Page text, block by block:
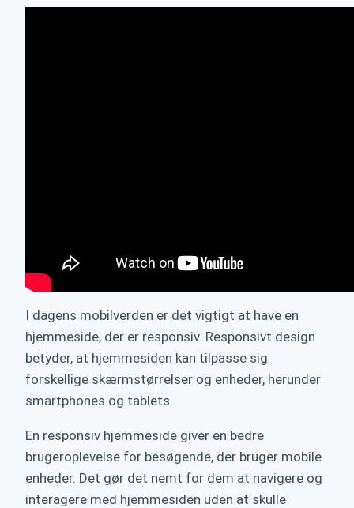
I dagens mobilverden er det vigtigt at have en
hjemmeside, der er responsiv. Responsivt design
betyder, at hjemmesiden kan tilpasse sig
forskellige skærmstørrelser og enheder, herunder
smartphones og tablets.
En responsiv hjemmeside giver en bedre
brugeroplevelse for besøgende, der bruger mobile
enheder. Det gør det nemt for dem at navigere og
interagere med hjemmesiden uden at skulle